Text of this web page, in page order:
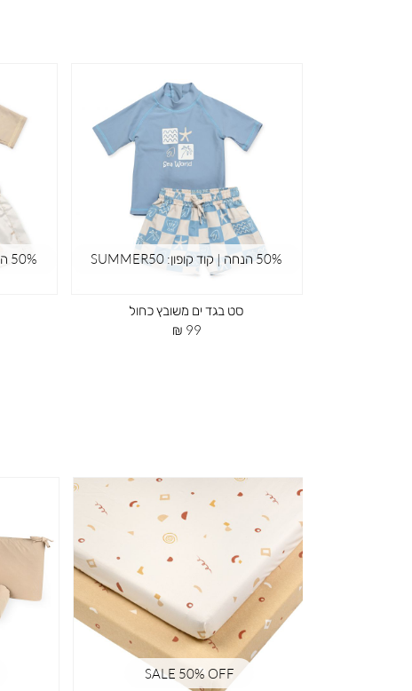
50% הנחה | קוד קופון: SUMMER50
סט בגד ים משובץ כחול
מחיר
99 ₪
50% הנחה | קוד קופון: SUMMER50
SALE 50% OFF